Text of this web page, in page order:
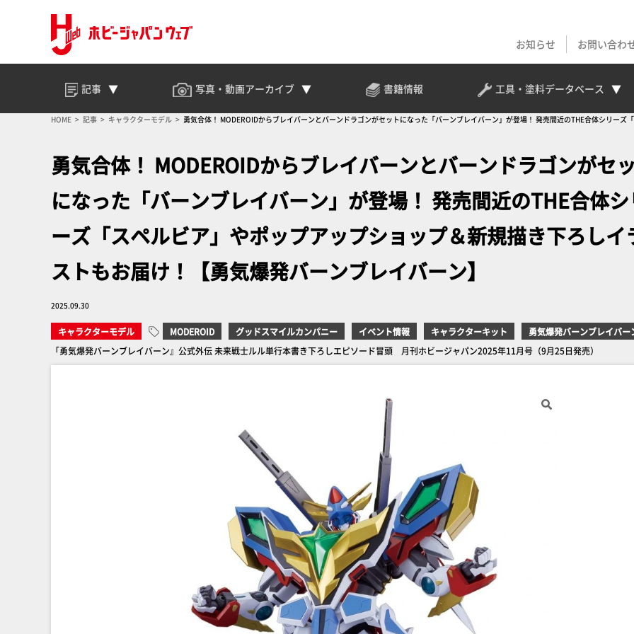
お知らせ お問い合わ
記事 写真・動画アーカイブ 書籍情報 工具・塗料データベース
HOME 記事 キャラクターモデル
勇気合体！ MODEROIDからブレイバーンとバーンドラゴンがセットになった「バーンブレイバーン」が登場！ 発売間近のTHE合体シリー
勇気合体！ MODEROIDからブレイバーンとバーンドラゴンがセ
になった「バーンブレイバーン」が登場！ 発売間近のTHE合体
ーズ「スペルビア」やポップアップショップ＆新規描き下ろしイ
ストもお届け！【勇気爆発バーンブレイバーン】
2025.09.30
キャラクターモデル MODEROID グッドスマイルカンパニー イベント情報 キャラクターキット
勇気爆発バーンブレイバー
「勇気爆発バーンブレイバーン』公式外伝 未来戦士ルル単行本書き下ろしエピソード冒頭 月刊ホビージャパン2025年11月号（9月25日発売）